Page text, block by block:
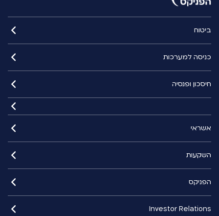
ביטוח
כניסה למערכות
חיסכון ופנסיה
אשראי
השקעות
הפניקס
Investor Relations